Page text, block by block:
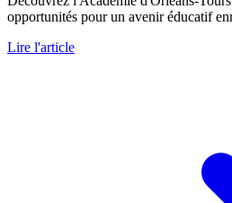
opportunités pour un avenir éducatif
Lire l'article